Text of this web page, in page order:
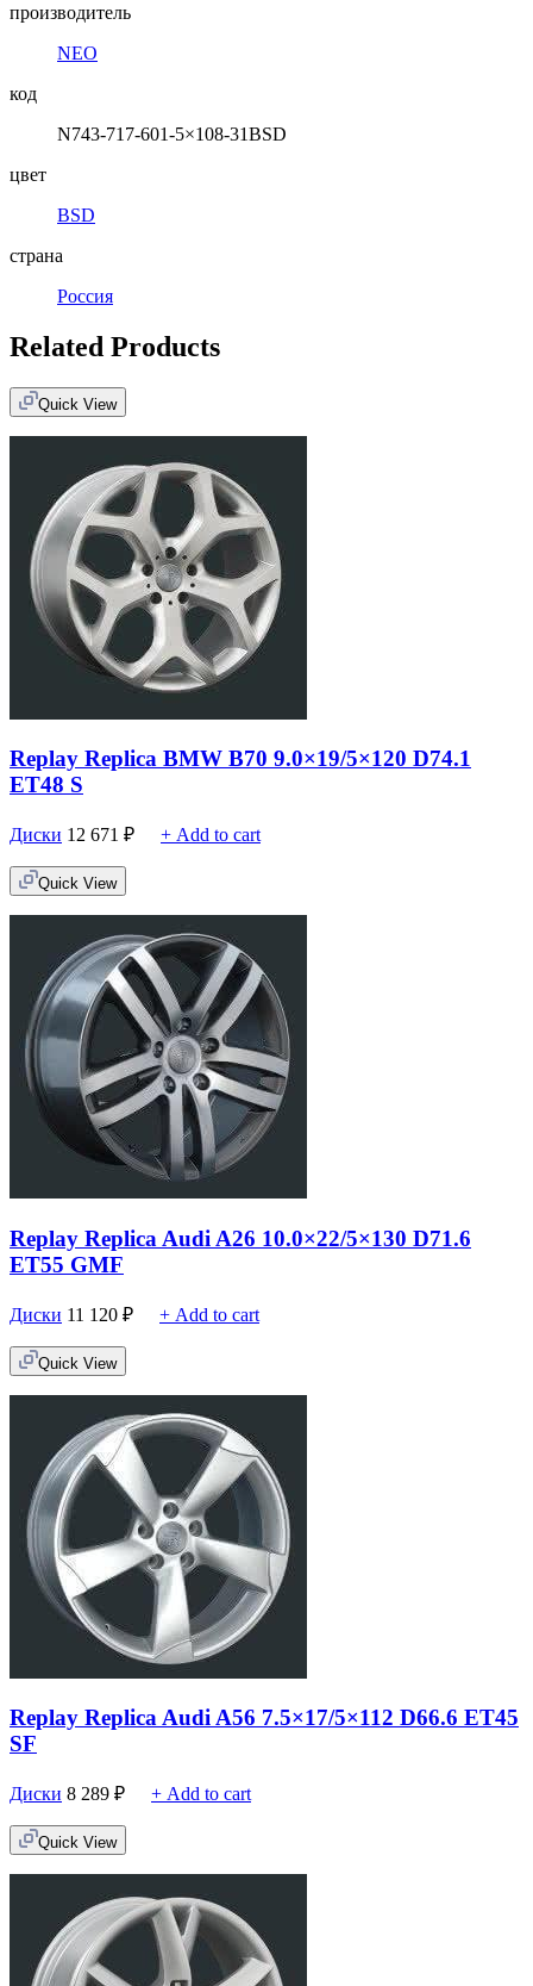
производитель
NEO
код
N743-717-601-5×108-31BSD
цвет
BSD
страна
Россия
Related Products
Quick View
Replay Replica BMW B70 9.0×19/5×120 D74.1
ET48 S
Диски 12 671 ₽ + Add to cart
Quick View
Replay Replica Audi A26 10.0×22/5×130 D71.6
ET55 GMF
Диски 11 120 ₽ + Add to cart
Quick View
Replay Replica Audi A56 7.5×17/5×112 D66.6 ET45
SF
Диски 8 289 ₽ + Add to cart
Quick View